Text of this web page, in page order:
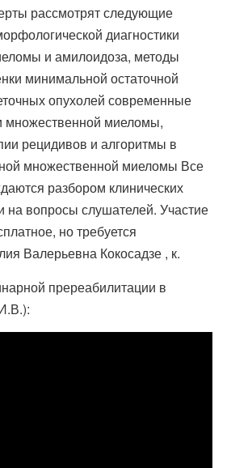
рассмотрят следующие
диагностики
и амилоидоза, методы
минимальной остаточной
опухолей современные
множественной миеломы,
рецидивов и алгоритмы в
множественной миеломы Все
разбором клинических
на вопросы слушателей. Участие
но требуется
Валерьевна Кокосадзе , к.
пререабилитации в